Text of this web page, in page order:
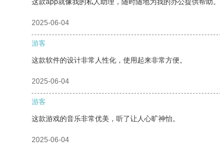
这款app就像我的私人助理，随时随地为我的办公提供帮助
2025-06-04
游客
这款软件的设计非常人性化，使用起来非常方便。
2025-06-04
游客
这款游戏的音乐非常优美，听了让人心旷神怡。
2025-06-04